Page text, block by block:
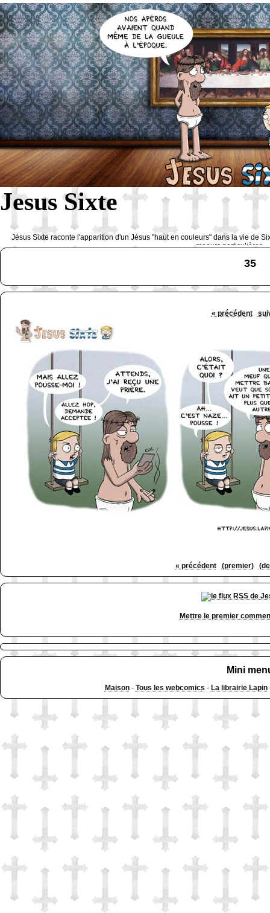
Jesus Sixte
Jésus Sixte raconte l'apparition d'un Jésus "haut en couleurs" dans la vie de
moeurs particulières
http://www.lefabz.com/
35
« précédent
« précédent (premier)
Mettre le premier
Mini
Maison- Tous les webcomics - La librairie Lapin